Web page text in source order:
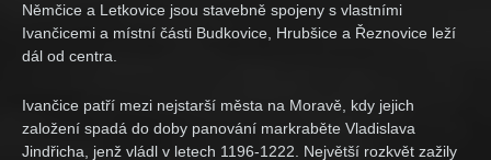
Němčice a Letkovice jsou stavebně spojeny s vlastními
Ivančicemi a místní části Budkovice, Hrubšice a Řeznovice leží
dál od centra.
Ivančice patří mezi nejstarší města na Moravě, kdy jejich
založení spadá do doby panování markraběte Vladislava
Jindřicha, jenž vládl v letech 1196-1222. Největší rozkvět zažily